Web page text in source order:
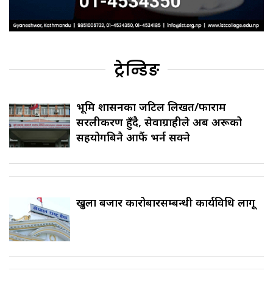
ट्रेन्डिङ
भूमि प्रशासनका जटिल लिखत/फाराम
सरलीकरण हुँदै, सेवाग्राहीले अब अरूको
सहयोगबिनै आफैं भर्न सक्ने
खुला बजार कारोबारसम्बन्धी कार्यविधि लागू